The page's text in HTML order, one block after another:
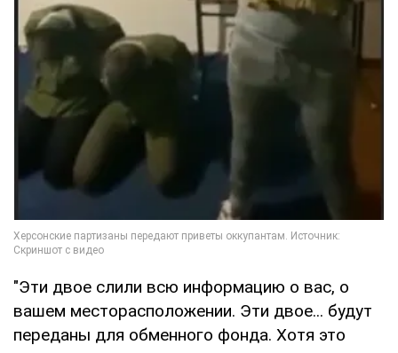
"Эти двое слили всю информацию о вас, о
вашем месторасположении. Эти двое... будут
переданы для обменного фонда. Хотя это